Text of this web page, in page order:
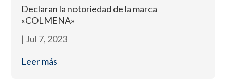
Declaran la notoriedad de la marca
«COLMENA»
| Jul 7, 2023
Leer más